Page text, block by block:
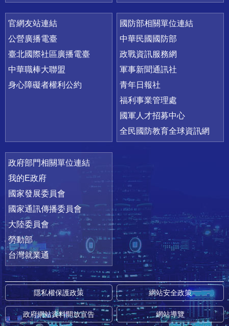
官網友站連結
公營廣播電臺
臺北國際社區廣播電臺
中華職棒大聯盟
身心障礙者權利公約
國防部相關單位連結
中華民國國防部
政戰資訊服務網
軍事新聞通訊社
青年日報社
福利事業管理處
國軍人才招募中心
全民國防教育全球資訊網
政府部門相關單位連結
我的E政府
國家發展委員會
國家通訊傳播委員會
大陸委員會
勞動部
台灣就業通
隱私權保護政策 網站安全政策
政府網站資料開放宣告 網站導覽